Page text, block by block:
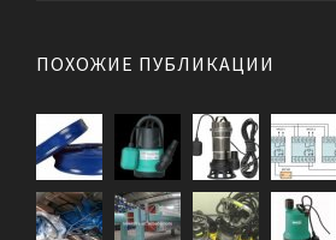
ПОХОЖИЕ ПУБЛИКАЦИИ